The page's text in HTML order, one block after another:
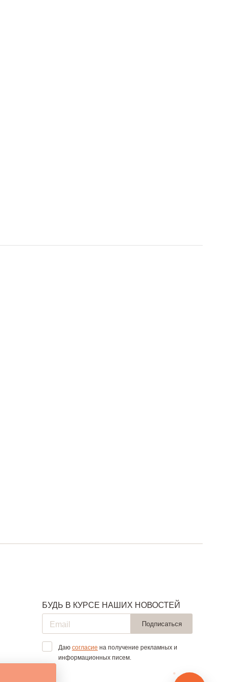
БУДЬ В КУРСЕ НАШИХ НОВОСТЕЙ
Подписаться
Даюсогласие на получение рекламных и
информационных писем.